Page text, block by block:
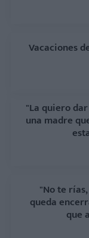
Vacaciones
"La quiero
una madre
"No te
queda
que